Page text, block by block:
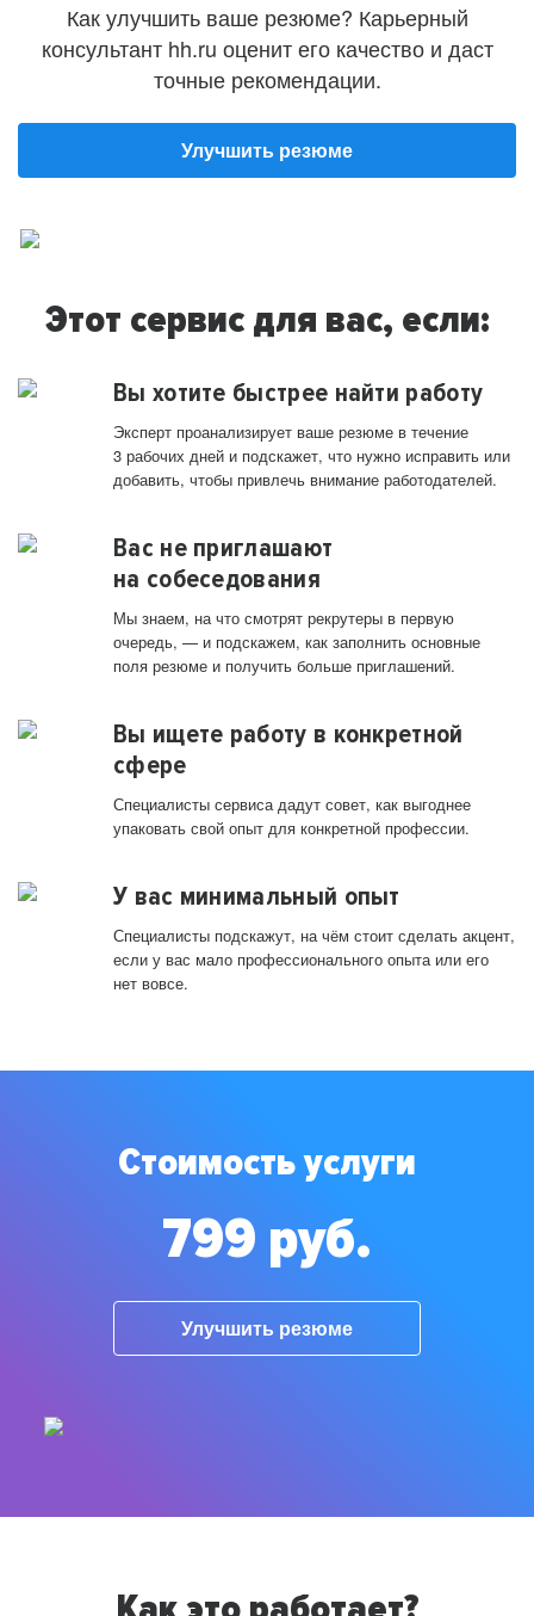
Как улучшить ваше резюме? Карьерный
консультант hh.ru оценит его качество и даст
точные рекомендации.
Улучшить резюме
Этот сервис для вас, если:
Вы хотите быстрее найти работу
Эксперт проанализирует ваше резюме в течение
3 рабочих дней и подскажет, что нужно исправить или
добавить, чтобы привлечь внимание работодателей.
Вас не приглашают
на собеседования
Мы знаем, на что смотрят рекрутеры в первую
очередь, — и подскажем, как заполнить основные
поля резюме и получить больше приглашений.
Вы ищете работу в конкретной
сфере
Специалисты сервиса дадут совет, как выгоднее
упаковать свой опыт для конкретной профессии.
У вас минимальный опыт
Специалисты подскажут, на чём стоит сделать акцент,
если у вас мало профессионального опыта или его
нет вовсе.
Стоимость услуги
799 руб.
Улучшить резюме